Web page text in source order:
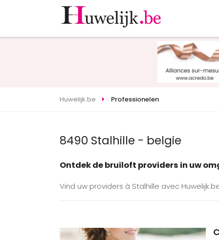
Huwelijk.be Professionelen
8490 Stalhille - belgie
Ontdek de bruiloft providers in uw
Vind uw providers à Stalhille avec